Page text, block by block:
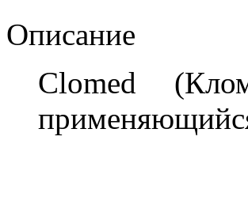
Описание
Clomed